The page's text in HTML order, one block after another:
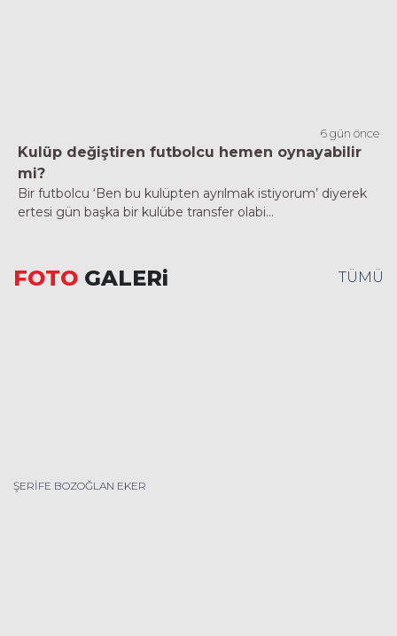
6 gün önce
Kulüp değiştiren futbolcu hemen oynayabilir
mi?
Bir futbolcu ‘Ben bu kulüpten ayrılmak istiyorum’ diyerek
ertesi gün başka bir kulübe transfer olabi...
FOTO GALERi TÜMÜ
ŞERİFE BOZOĞLAN EKER